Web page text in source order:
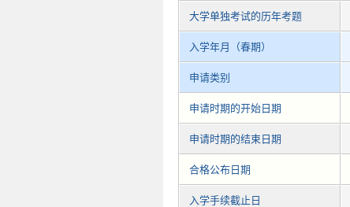
大学单独考试的历年考题
入学年月（春期）
申请类别
申请时期的开始日期
申请时期的结束日期
合格公布日期
入学手续截止日